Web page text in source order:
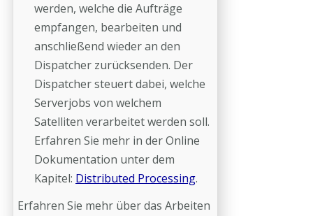
werden, welche die Aufträge
empfangen, bearbeiten und
anschließend wieder an den
Dispatcher zurücksenden. Der
Dispatcher steuert dabei, welche
Serverjobs von welchem
Satelliten verarbeitet werden soll.
Erfahren Sie mehr in der Online
Dokumentation unter dem
Kapitel: Distributed Processing.
Erfahren Sie mehr über das Arbeiten